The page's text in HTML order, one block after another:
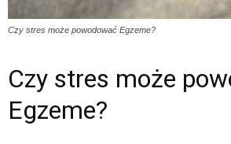
Czy stres może powodować Egzeme?
Czy stres może
Egzeme?